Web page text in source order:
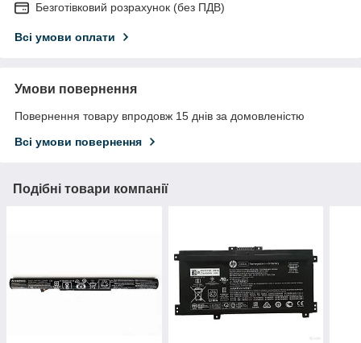
Безготівковий розрахунок (без ПДВ)
Всі умови оплати
Умови повернення
Повернення товару впродовж 15 днів за домовленістю
Всі умови повернення
Подібні товари компанії